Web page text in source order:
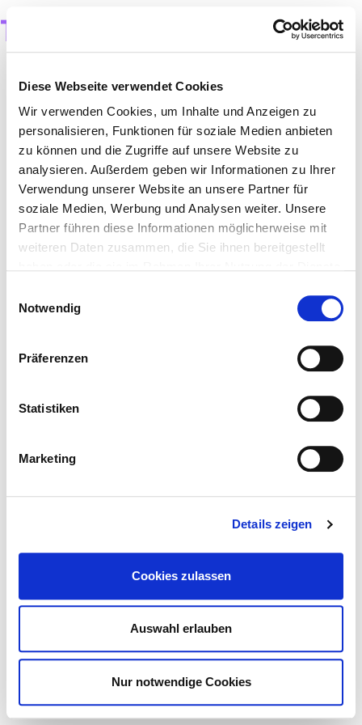
Diese Webseite verwendet Cookies
Wir verwenden Cookies, um Inhalte und Anzeigen zu
personalisieren, Funktionen für soziale Medien anbieten
zu können und die Zugriffe auf unsere Website zu
analysieren. Außerdem geben wir Informationen zu Ihrer
Verwendung unserer Website an unsere Partner für
soziale Medien, Werbung und Analysen weiter. Unsere
Partner führen diese Informationen möglicherweise mit
weiteren Daten zusammen, die Sie ihnen bereitgestellt
Notwendig
Präferenzen
Statistiken
Marketing
Details zeigen
Cookies zulassen
Auswahl erlauben
Nur notwendige Cookies
TUSH MAGAZINE